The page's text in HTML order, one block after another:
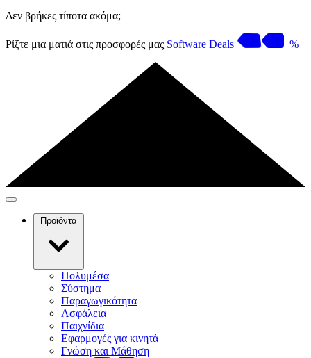
Δεν βρήκες τίποτα ακόμα;
Ρίξτε μια ματιά στις προσφορές μας Software Deals %
Προϊόντα
Πολυμέσα
Σύστημα
Παραγωγικότητα
Ασφάλεια
Παιχνίδια
Εφαρμογές για κινητά
Γνώση και Μάθηση